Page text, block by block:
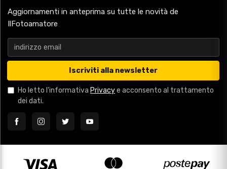
Aggiornamenti in anteprima su tutte le novità de
IlFotoamatore
Iscriviti alla newsletter
Ho letto l'informativa Privacye acconsento al trattamento
dei dati.